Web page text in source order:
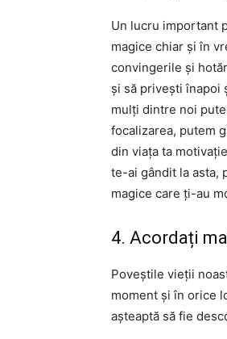
Un lucru important
magice chiar și în
convingerile și
și să privești înapoi
mulți dintre noi
focalizarea, putem
din viața ta
te-ai gândit la asta,
magice care ți-au
4. Acordați
Poveștile vieții
moment și în orice
așteaptă să fie